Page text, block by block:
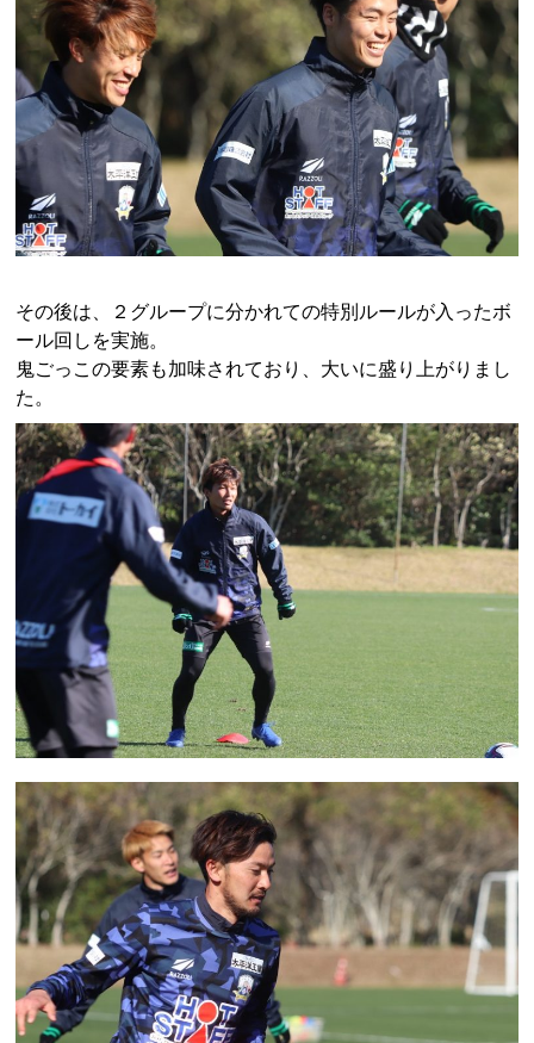
その後は、２グループに分かれての特別ルールが入ったボ
ール回しを実施。
鬼ごっこの要素も加味されており、大いに盛り上がりまし
た。